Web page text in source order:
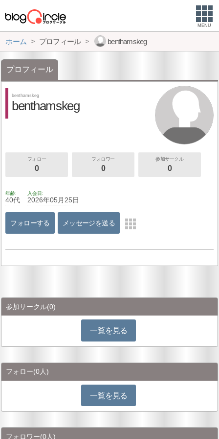
MENU
ホーム プロフィール benthamskeg
プロフィール
benthamskeg
benthamskeg
フォロー
0
フォロワー
0
参加サークル
0
年齢
40代
入会日
2026年05月25日
フォローする メッセージを送る
参加サークル(0)
一覧を見る
フォロー(0人)
一覧を見る
フォロワー(0人)